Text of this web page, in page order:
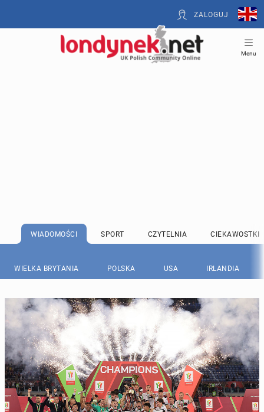
ZALOGUJ
Menu
WIADOMOŚCI SPORT CZYTELNIA CIEKAWOSTKI
WIELKA BRYTANIA POLSKA USA IRLANDIA